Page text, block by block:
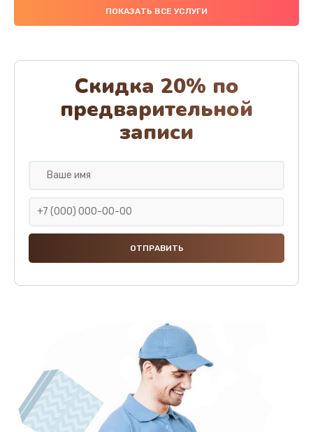
ПОКАЗАТЬ ВСЕ УСЛУГИ
Скидка 20% по
предварительной
записи